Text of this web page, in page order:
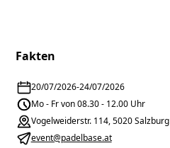
Fakten
20/07/2026-24/07/2026
Mo - Fr von 08.30 - 12.00 Uhr
Vogelweiderstr. 114, 5020 Salzburg
event@padelbase.at